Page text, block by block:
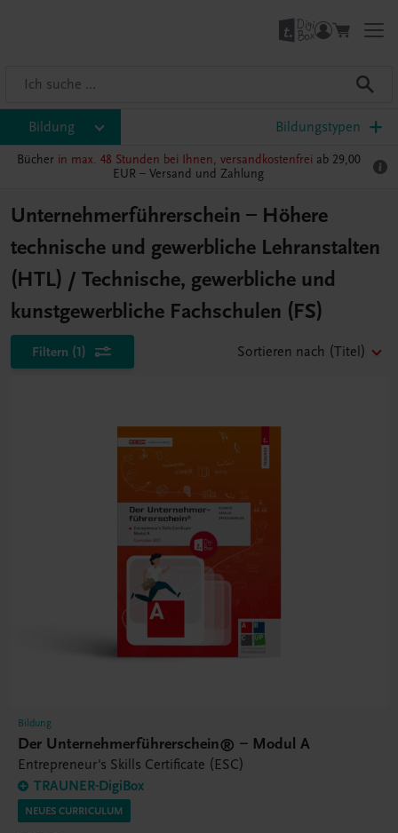
Bildung Bildungstypen
Bücher in max. 48 Stunden bei Ihnen, versandkostenfrei ab 29,00
EUR – Versand und Zahlung
Unternehmerführerschein – Höhere
technische und gewerbliche Lehranstalten
(HTL) / Technische, gewerbliche und
kunstgewerbliche Fachschulen (FS)
Filtern (1) Sortieren nach (Titel)
Bildung
Der Unternehmerführerschein® – Modul A
Entrepreneur's Skills Certificate (ESC)
TRAUNER-DigiBox
NEUES CURRICULUM